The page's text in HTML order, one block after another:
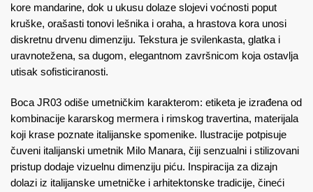
kore mandarine, dok u ukusu dolaze slojevi voćnosti poput
kruške, orašasti tonovi lešnika i oraha, a hrastova kora unosi
diskretnu drvenu dimenziju. Tekstura je svilenkasta, glatka i
uravnotežena, sa dugom, elegantnom završnicom koja ostavlja
utisak sofisticiranosti.
Boca JR03 odiše umetničkim karakterom: etiketa je izrađena od
kombinacije kararskog mermera i rimskog travertina, materijala
koji krase poznate italijanske spomenike. Ilustracije potpisuje
čuveni italijanski umetnik Milo Manara, čiji senzualni i stilizovani
pristup dodaje vizuelnu dimenziju piću. Inspiracija za dizajn
dolazi iz italijanske umetničke i arhitektonske tradicije, čineći